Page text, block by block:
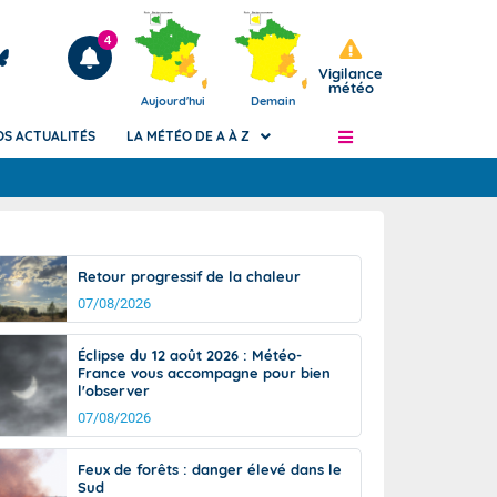
Articles
4
Aujourd'hui Demain
Vigilance
météo
de
Phénomènes dangereux de J+2 à J+7
Avertissement pluies intenses à l'échelle
des communes (Apic)
Bulletins Marine
Bulletins d'estimation du risque
d'avalanche
Météo des forêts
Vigicrues
ACTUALITÉS LA MÉTÉO DE A À Z
Retour progressif de la chaleur
07/08/2026
Éclipse du 12 août 2026 : Météo-
France vous accompagne pour bien
l'observer
07/08/2026
Feux de forêts : danger élevé dans le
Sud